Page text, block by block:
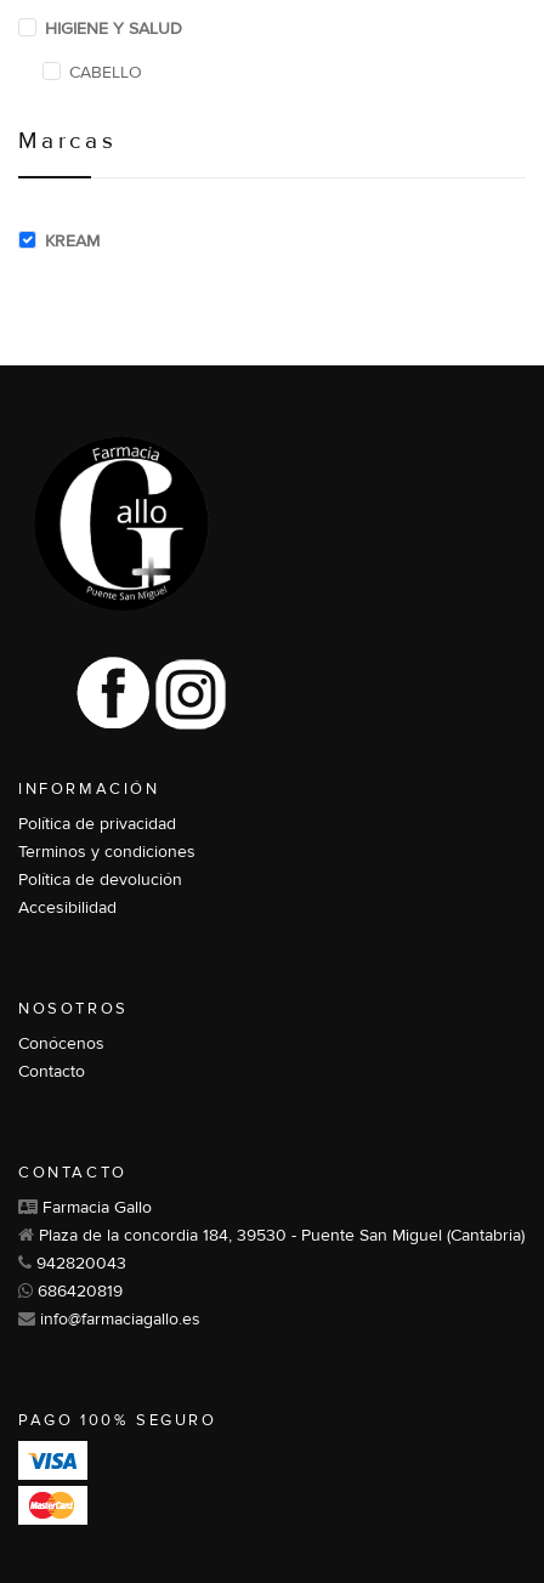
HIGIENE Y SALUD
CABELLO
Marcas
KREAM
INFORMACIÓN
Política de privacidad
Terminos y condiciones
Política de devolución
Accesibilidad
NOSOTROS
Conócenos
Contacto
CONTACTO
Farmacia Gallo
Plaza de la concordia 184, 39530 - Puente San Miguel (Cantabria)
942820043
686420819
info@farmaciagallo.es
PAGO 100% SEGURO